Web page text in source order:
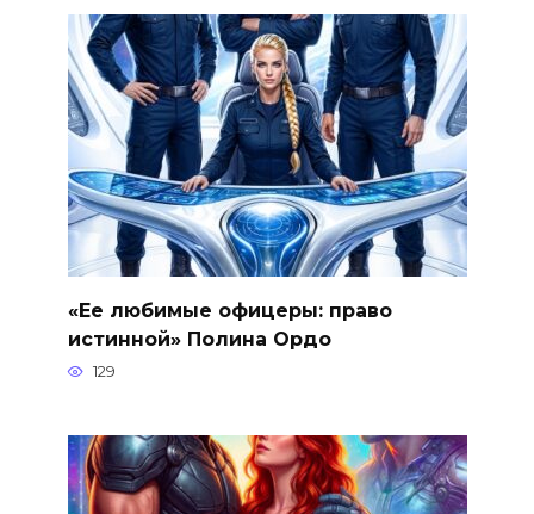
«Ее любимые офицеры: право
истинной» Полина Ордо
129